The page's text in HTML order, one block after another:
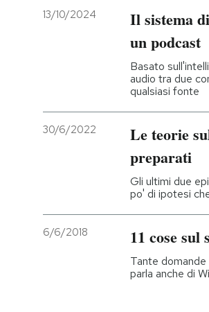
13/10/2024
Il sistema
un podcast
Basato
audio tra due
qualsiasi fonte
30/6/2022
Le teorie
preparati
Gli ultimi due
po' di ipotesi
6/6/2018 11 cose
Tante
parla anche di